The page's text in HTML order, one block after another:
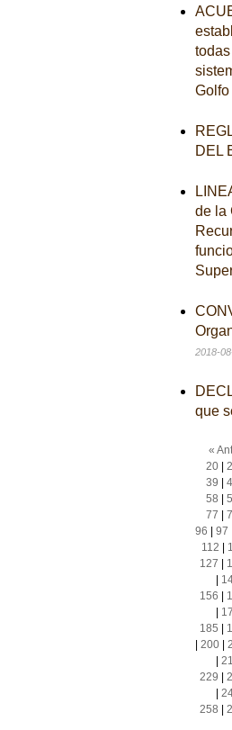
DEL
de la
2018-
que
«
20|
39
58
77
96
97
112
127
156
185
200|
229
258